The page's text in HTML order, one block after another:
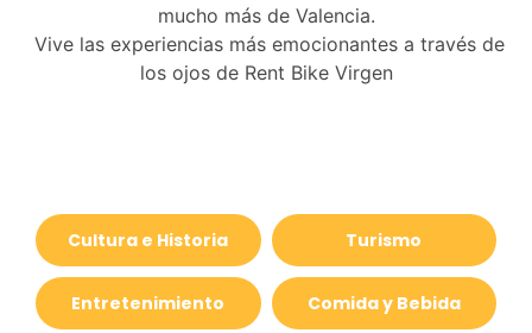
mucho más de Valencia.
Vive las experiencias más emocionantes a través de
los ojos de Rent Bike Virgen
Cultura e Historia Turismo
Entretenimiento Comida y Bebida